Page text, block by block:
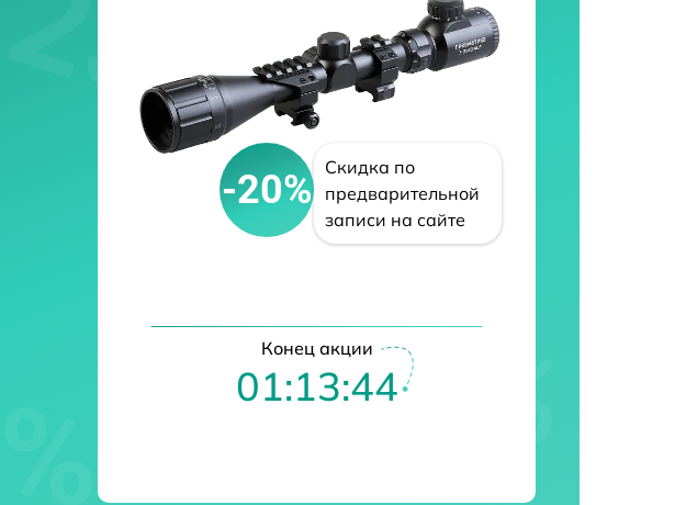
-20%
Скидка по
предварительной
записи на сайте
Конец акции
01:13:43